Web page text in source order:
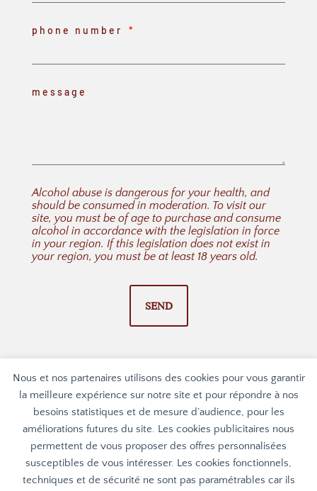
Nous et nos partenaires utilisons des cookies pour vous garantir
la meilleure expérience sur notre site et pour répondre à nos
besoins statistiques et de mesure d’audience, pour les
améliorations futures du site. Les cookies publicitaires nous
permettent de vous proposer des offres personnalisées
susceptibles de vous intéresser. Les cookies fonctionnels,
techniques et de sécurité ne sont pas paramétrables car ils
phone number
message
Alcohol abuse is dangerous for your health, and
should be consumed in moderation. To visit our
site, you must be of age to purchase and consume
alcohol in accordance with the legislation in force
in your region. If this legislation does not exist in
your region, you must be at least 18 years old.
SEND